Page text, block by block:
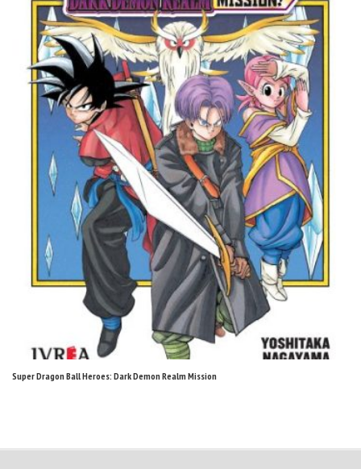
Super Dragon Ball Heroes: Dark Demon Realm Mission